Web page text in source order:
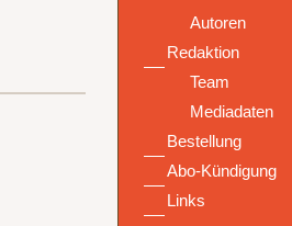
Autoren
Redaktion
Team
Mediadaten
Bestellung
Abo-Kündigung
Links